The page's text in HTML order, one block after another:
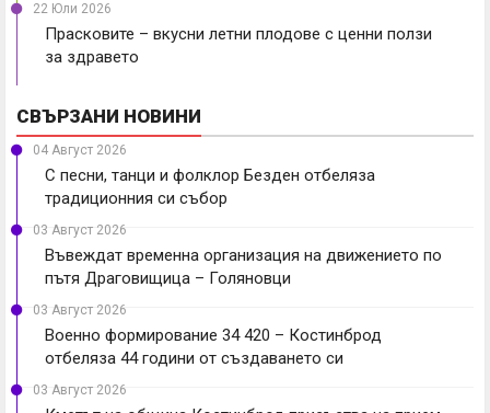
22 Юли 2026
Прасковите – вкусни летни плодове с ценни ползи
за здравето
СВЪРЗАНИ НОВИНИ
04 Август 2026
С песни, танци и фолклор Безден отбеляза
традиционния си събор
03 Август 2026
Въвеждат временна организация на движението по
пътя Драговищица – Голяновци
03 Август 2026
Военно формирование 34 420 – Костинброд
отбеляза 44 години от създаването си
03 Август 2026